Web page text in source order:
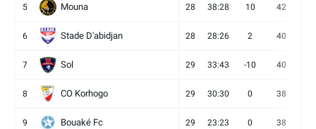
5 Mouna 28 38:28 10 42
6 Stade D'abidjan 28 28:26 2 40
7 Sol 29 33:43 -10 40
8 CO Korhogo 29 30:30 0 38
9 Bouaké Fc 29 23:23 0 38